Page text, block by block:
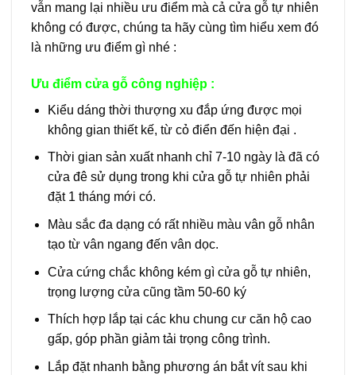
vẫn mang lại nhiều ưu điểm mà cả cửa gỗ tự nhiên
không có được, chúng ta hãy cùng tìm hiểu xem đó
là những ưu điểm gì nhé :
Ưu điểm cửa gỗ công nghiệp :
Kiểu dáng thời thượng xu đắp ứng được mọi
không gian thiết kế, từ cỏ điển đến hiện đại .
Thời gian sản xuất nhanh chỉ 7-10 ngày là đã có
cửa đê sử dụng trong khi cửa gỗ tự nhiên phải
đặt 1 tháng mới có.
Màu sắc đa dạng có rất nhiều màu vân gỗ nhân
tạo từ vân ngang đến vân dọc.
Cửa cứng chắc không kém gì cửa gỗ tự nhiên,
trọng lượng cửa cũng tầm 50-60 ký
Thích hợp lắp tại các khu chung cư căn hộ cao
gấp, góp phần giảm tải trọng công trình.
Lắp đặt nhanh bằng phương án bắt vít sau khi